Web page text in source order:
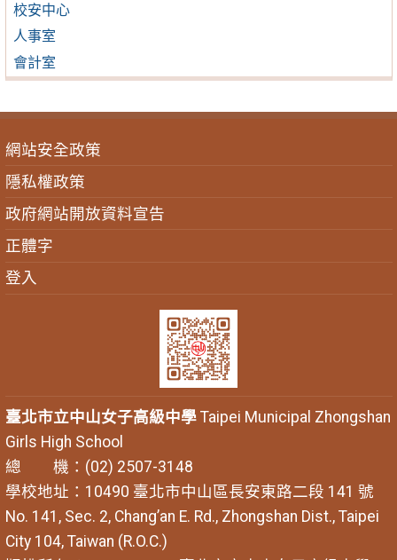
校安中心
人事室
會計室
網站安全政策
隱私權政策
政府網站開放資料宣告
正體字
登入
臺北市立中山女子高級中學Taipei Municipal Zhongshan
Girls High School
總 機：(02) 2507-3148
學校地址：10490 臺北市中山區長安東路二段 141 號
No. 141, Sec. 2, Chang’an E. Rd., Zhongshan Dist., Taipei
City 104, Taiwan (R.O.C.)